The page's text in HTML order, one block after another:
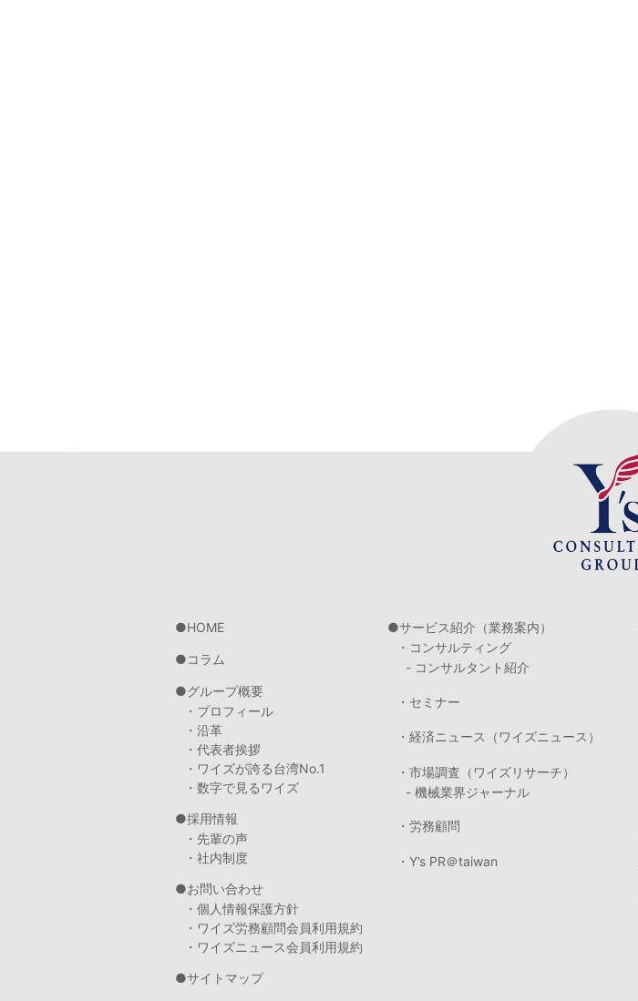
HOME
コラム
グループ概要
・プロフィール
・沿革
・代表者挨拶
・ワイズが誇る台湾No.1
・数字で見るワイズ
採用情報
・先輩の声
・社内制度
お問い合わせ
・個人情報保護方針
・ワイズ労務顧問会員利用規約
・ワイズニュース会員利用規約
サイトマップ
サービス紹介（業務案内）
・コンサルティング
- コンサルタント紹介
・セミナー
・経済ニュース（ワイズニュース）
・市場調査（ワイズリサーチ）
- 機械業界ジャーナル
・労務顧問
・Y’s PR＠taiwan